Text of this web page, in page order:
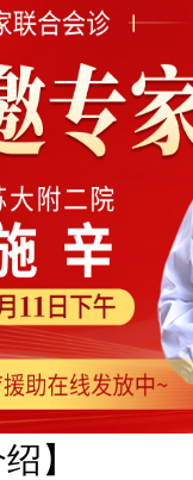
】